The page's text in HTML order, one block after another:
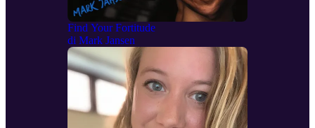
Find Your Fortitude
di Mark Jansen